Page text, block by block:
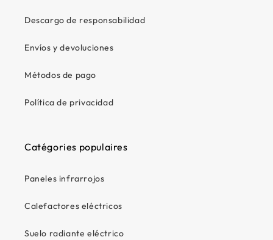
Descargo de responsabilidad
Envíos y devoluciones
Métodos de pago
Política de privacidad
Catégories populaires
Paneles infrarrojos
Calefactores eléctricos
Suelo radiante eléctrico